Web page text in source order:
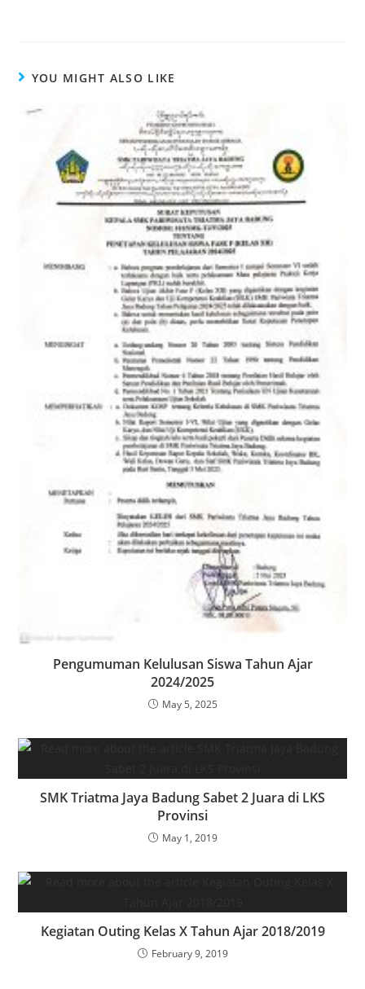
YOU MIGHT ALSO LIKE
Pengumuman Kelulusan Siswa Tahun Ajar
2024/2025
May 5, 2025
SMK Triatma Jaya Badung Sabet 2 Juara di LKS
Provinsi
May 1, 2019
Kegiatan Outing Kelas X Tahun Ajar 2018/2019
February 9, 2019